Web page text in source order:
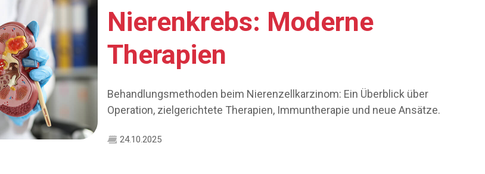
Nierenkrebs: Moderne
Therapien
Behandlungsmethoden beim Nierenzellkarzinom: Ein Überblick über
Operation, zielgerichtete Therapien, Immuntherapie und neue Ansätze.
24.10.2025